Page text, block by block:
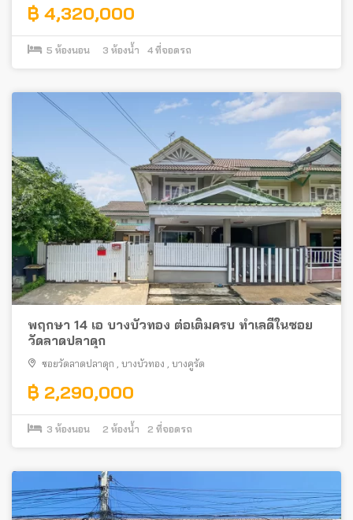
฿ 4,320,000
5 ห้องนอน 3 ห้องน้ำ 4 ที่จอดรถ
พฤกษา 14 เอ บางบัวทอง ต่อเติมครบ ทำเลดีในซอย
วัดลาดปลาดุก
ซอยวัดลาดปลาดุก บางบัวทอง บางคูรัด
฿ 2,290,000
3 ห้องนอน 2 ห้องน้ำ 2 ที่จอดรถ